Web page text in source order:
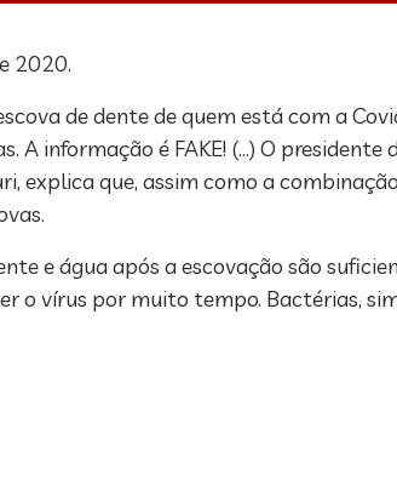
2020.
de dente de quem está com a
A informação é FAKE! (…) O
explica que, assim como a
e água após a escovação são
o vírus por muito tempo. Bactérias,